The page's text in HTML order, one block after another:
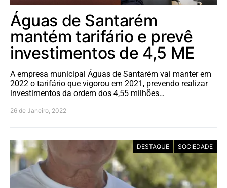
Águas de Santarém
mantém tarifário e prevê
investimentos de 4,5 ME
A empresa municipal Águas de Santarém vai manter em
2022 o tarifário que vigorou em 2021, prevendo realizar
investimentos da ordem dos 4,55 milhões…
26 de Janeiro, 2022
DESTAQUE SOCIEDADE